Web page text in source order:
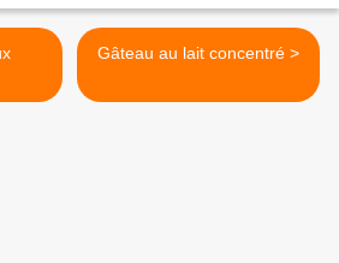
Gâteau au lait concentré >